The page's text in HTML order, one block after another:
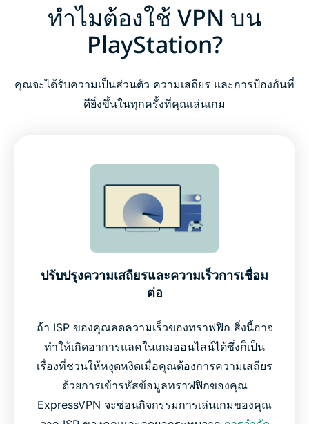
ทำไมต้องใช้ VPN บน
PlayStation?
คุณจะได้รับความเป็นส่วนตัว ความเสถียร และการป้องกันที่
ดียิ่งขึ้นในทุกครั้งที่คุณเล่นเกม
ปรับปรุงความเสถียรและความเร็วการเชื่อม
ต่อ
ถ้า ISP ของคุณลดความเร็วของทราฟฟิก สิ่งนี้อาจ
ทำให้เกิดอาการแลคในเกมออนไลน์ได้ซึ่งก็เป็น
เรื่องที่ชวนให้หงุดหงิดเมื่อคุณต้องการความเสถียร
ด้วยการเข้ารหัสข้อมูลทราฟฟิกของคุณ
ExpressVPN จะซ่อนกิจกรรมการเล่นเกมของคุณ